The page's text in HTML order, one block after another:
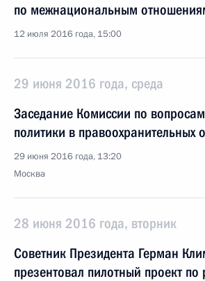
по межнациональным
12 июля 2016 года, 15:00
29 июня 2016 года, среда
Заседание Комиссии по
политики в правоохранительных
29 июня 2016 года, 13:20
Москва
28 июня 2016 года, вторник
Советник Президента Герман
презентовал пилотный проект